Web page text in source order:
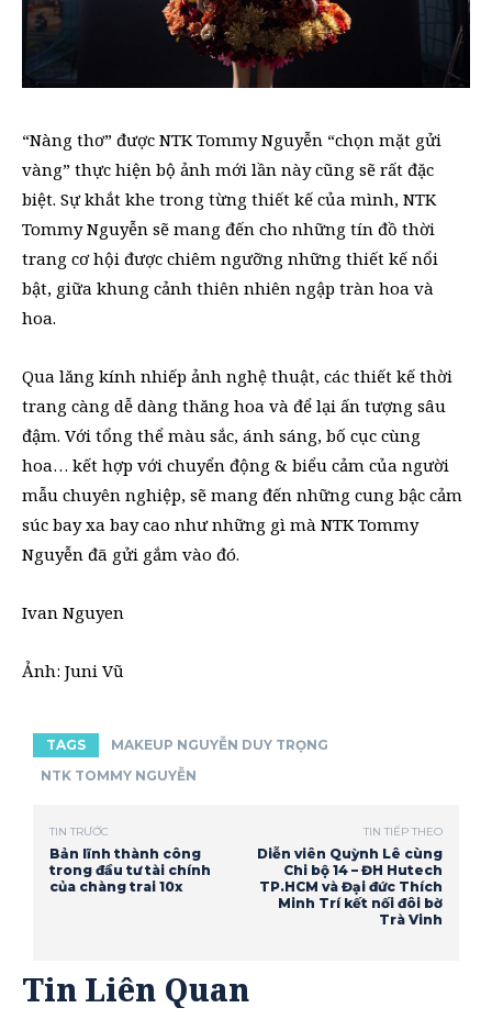
“Nàng thơ” được NTK Tommy Nguyễn “chọn mặt gửi
vàng” thực hiện bộ ảnh mới lần này cũng sẽ rất đặc
biệt. Sự khắt khe trong từng thiết kế của mình, NTK
Tommy Nguyễn sẽ mang đến cho những tín đồ thời
trang cơ hội được chiêm ngưỡng những thiết kế nổi
bật, giữa khung cảnh thiên nhiên ngập tràn hoa và
hoa.
Qua lăng kính nhiếp ảnh nghệ thuật, các thiết kế thời
trang càng dễ dàng thăng hoa và để lại ấn tượng sâu
đậm. Với tổng thể màu sắc, ánh sáng, bố cục cùng
hoa… kết hợp với chuyển động & biểu cảm của người
mẫu chuyên nghiệp, sẽ mang đến những cung bậc cảm
súc bay xa bay cao như những gì mà NTK Tommy
Nguyễn đã gửi gắm vào đó.
Ivan Nguyen
Ảnh: Juni Vũ
TAGS
MAKEUP NGUYỄN DUY TRỌNG
NTK TOMMY NGUYỄN
TIN TRƯỚC
Bản lĩnh thành công
trong đầu tư tài chính
của chàng trai 10x
TIN TIẾP THEO
Diễn viên Quỳnh Lê cùng
Chi bộ 14 – ĐH Hutech
TP.HCM và Đại đức Thích
Minh Trí kết nối đôi bờ
Trà Vinh
Tin Liên Quan